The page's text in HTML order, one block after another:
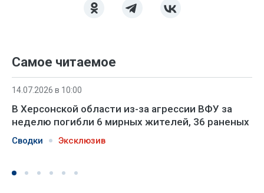
Самое читаемое
14.07.2026 в 10:00
В Херсонской области из-за агрессии ВФУ за
неделю погибли 6 мирных жителей, 36 раненых
Сводки Эксклюзив